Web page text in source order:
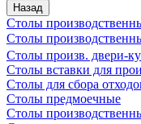
Назад
Столы
Столы
Столы произв. двери-
Столы вставки для
Столы для сбора
Столы предмоечные
Столы